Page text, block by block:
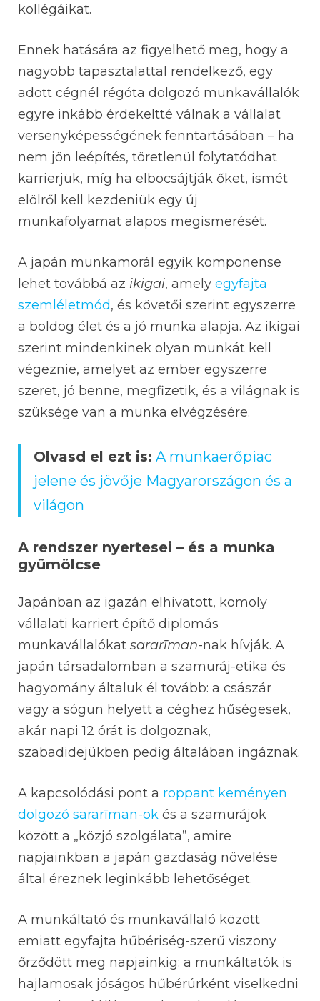
kollégáikat.
Ennek hatására az figyelhető meg, hogy a
nagyobb tapasztalattal rendelkező, egy
adott cégnél régóta dolgozó munkavállalók
egyre inkább érdekeltté válnak a vállalat
versenyképességének fenntartásában – ha
nem jön leépítés, töretlenül folytatódhat
karrierjük, míg ha elbocsájtják őket, ismét
elölről kell kezdeniük egy új
munkafolyamat alapos megismerését.
A japán munkamorál egyik komponense
lehet továbbá az ikigai, amely egyfajta
szemléletmód, és követői szerint egyszerre
a boldog élet és a jó munka alapja. Az ikigai
szerint mindenkinek olyan munkát kell
végeznie, amelyet az ember egyszerre
szeret, jó benne, megfizetik, és a világnak is
szüksége van a munka elvégzésére.
Olvasd el ezt is: A munkaerőpiac
jelene és jövője Magyarországon és a
világon
A rendszer nyertesei – és a munka
gyümölcse
Japánban az igazán elhivatott, komoly
vállalati karriert építő diplomás
munkavállalókat sararīman-nak hívják. A
japán társadalomban a szamuráj-etika és
hagyomány általuk él tovább: a császár
vagy a sógun helyett a céghez hűségesek,
akár napi 12 órát is dolgoznak,
szabadidejükben pedig általában ingáznak.
A kapcsolódási pont a roppant keményen
dolgozó sararīman-ok és a szamurájok
között a „közjó szolgálata”, amire
napjainkban a japán gazdaság növelése
által éreznek leginkább lehetőséget.
A munkáltató és munkavállaló között
emiatt egyfajta hűbériség-szerű viszony
őrződött meg napjainkig: a munkáltatók is
hajlamosak jóságos hűbérúrként viselkedni